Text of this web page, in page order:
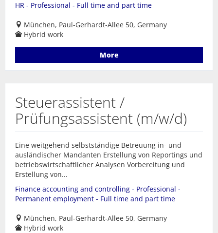
HR - Professional - Full time and part time
München, Paul-Gerhardt-Allee 50, Germany
Hybrid work
More
Steuerassistent /
Prüfungsassistent (m/w/d)
Eine weitgehend selbstständige Betreuung in- und
ausländischer Mandanten Erstellung von Reportings und
betriebswirtschaftlicher Analysen Vorbereitung und
Erstellung von...
Finance accounting and controlling - Professional -
Permanent employment - Full time and part time
München, Paul-Gerhardt-Allee 50, Germany
Hybrid work